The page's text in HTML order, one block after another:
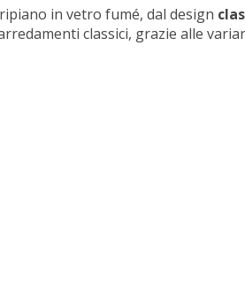
in vetro fumé, dal design
classici, grazie alle